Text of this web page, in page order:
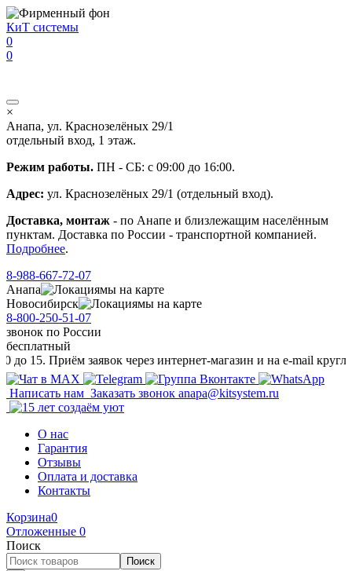
Перейти к основному содержанию
КиТ системы
0
0
×
Анапа, ул. Краснозелёных 29/1
отдельный вход, 1 этаж.
Режим работы. ПН - СБ: с 09:00 до 16:00.
Адрес: ул. Краснозелёных 29/1 (отдельный вход).
Доставка, монтаж - по Анапе и близлежащим населённым
пунктам. Доставка по России - транспортной компанией.
Подробнее.
8-988-667-72-07
Анапа
мы на карте
Новосибирск
мы на карте
8-800-250-51-07
звонок по России
бесплатный
заявок через интернет-магазин и на e-mail
Написать нам Заказать звонок anapa@kitsystem.ru
О нас
Гарантия
Отзывы
Оплата и доставка
Контакты
Корзина0
Отложенные 0
Поиск
Поиск